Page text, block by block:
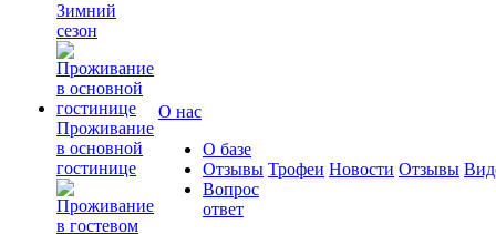
Зимний
сезон
Проживание
в основной
гостинице
О нас
О базе
Отзывы
Вопрос
ответ
Трофеи Новости Отзывы